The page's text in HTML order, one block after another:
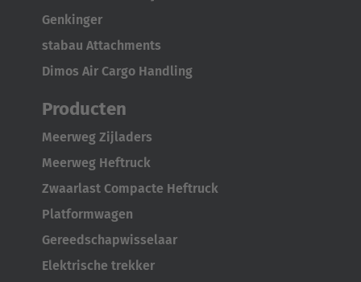
Italia
Italiano
Luxembourg
Français Deutsch
Nederland
Nederlands
Österreich
Deutsch
Genkinger
stabau Attachments
Dimos Air Cargo Handling
Producten
Meerweg Zijladers
Meerweg Heftruck
Zwaarlast Compacte Heftruck
Platformwagen
Gereedschapwisselaar
Elektrische trekker